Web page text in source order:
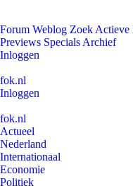
Forum Weblog Zoek Actieve
Previews Specials Archief
Inloggen
fok.nl
Inloggen
fok.nl
Actueel
Nederland
Internationaal
Economie
Politiek